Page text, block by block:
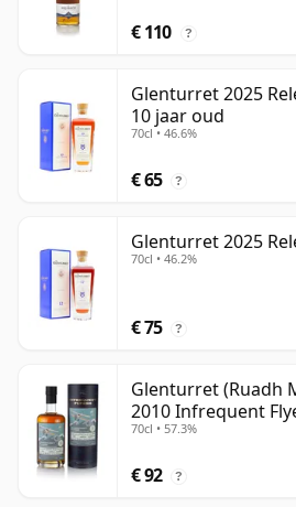
€ 110 ?
Glenturret 2025
10 jaar oud
70cl • 46.6%
€ 65 ?
Glenturret 2025
70cl • 46.2%
€ 75 ?
Glenturret (Ruadh
2010 Infrequent
70cl • 57.3%
€ 92 ?